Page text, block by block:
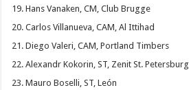
Hans Vanaken, CM, Club Brugge
Carlos Villanueva, CAM, Al Ittihad
Diego Valeri, CAM, Portland Timbers
Alexandr Kokorin, ST, Zenit St. Petersburg
Mauro Boselli, ST, León